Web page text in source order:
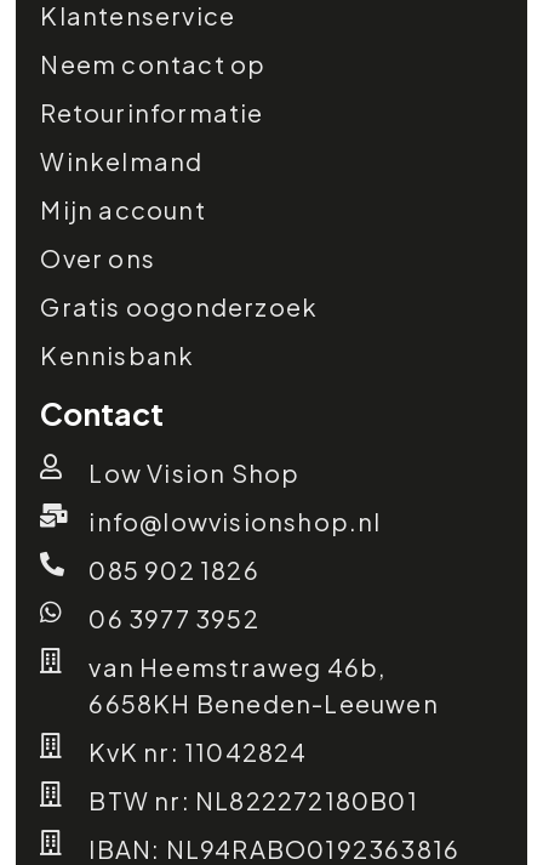
Klantenservice
Neem contact op
Retourinformatie
Winkelmand
Mijn account
Over ons
Gratis oogonderzoek
Kennisbank
Contact
Low Vision Shop
info@lowvisionshop.nl
085 902 1826
06 3977 3952
van Heemstraweg 46b,
6658KH Beneden-Leeuwen
KvK nr: 11042824
BTW nr: NL822272180B01
IBAN: NL94RABO0192363816